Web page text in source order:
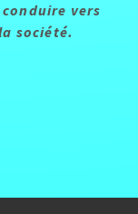
vers
société.